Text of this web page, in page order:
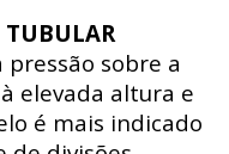
TUBULAR
pressão sobre a
elevada altura e
é mais indicado